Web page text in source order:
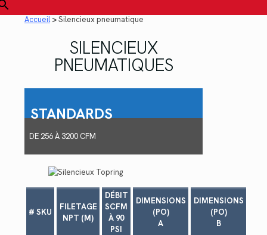
Accueil >Silencieux pneumatique
SILENCIEUX
PNEUMATIQUES
STANDARDS
DE 256 À 3200 CFM
# SKU
FILETAGE
NPT (M)
DÉBIT
SCFM
À 90
PSI
DIMENSIONS
(PO)
A
DIMENSIONS
(PO)
B